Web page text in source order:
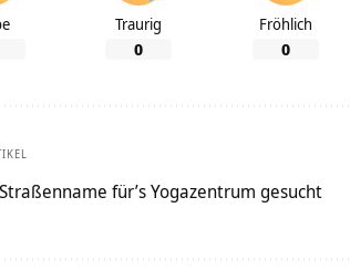
Traurig
0
Fröhlich
0
für’s Yogazentrum gesucht